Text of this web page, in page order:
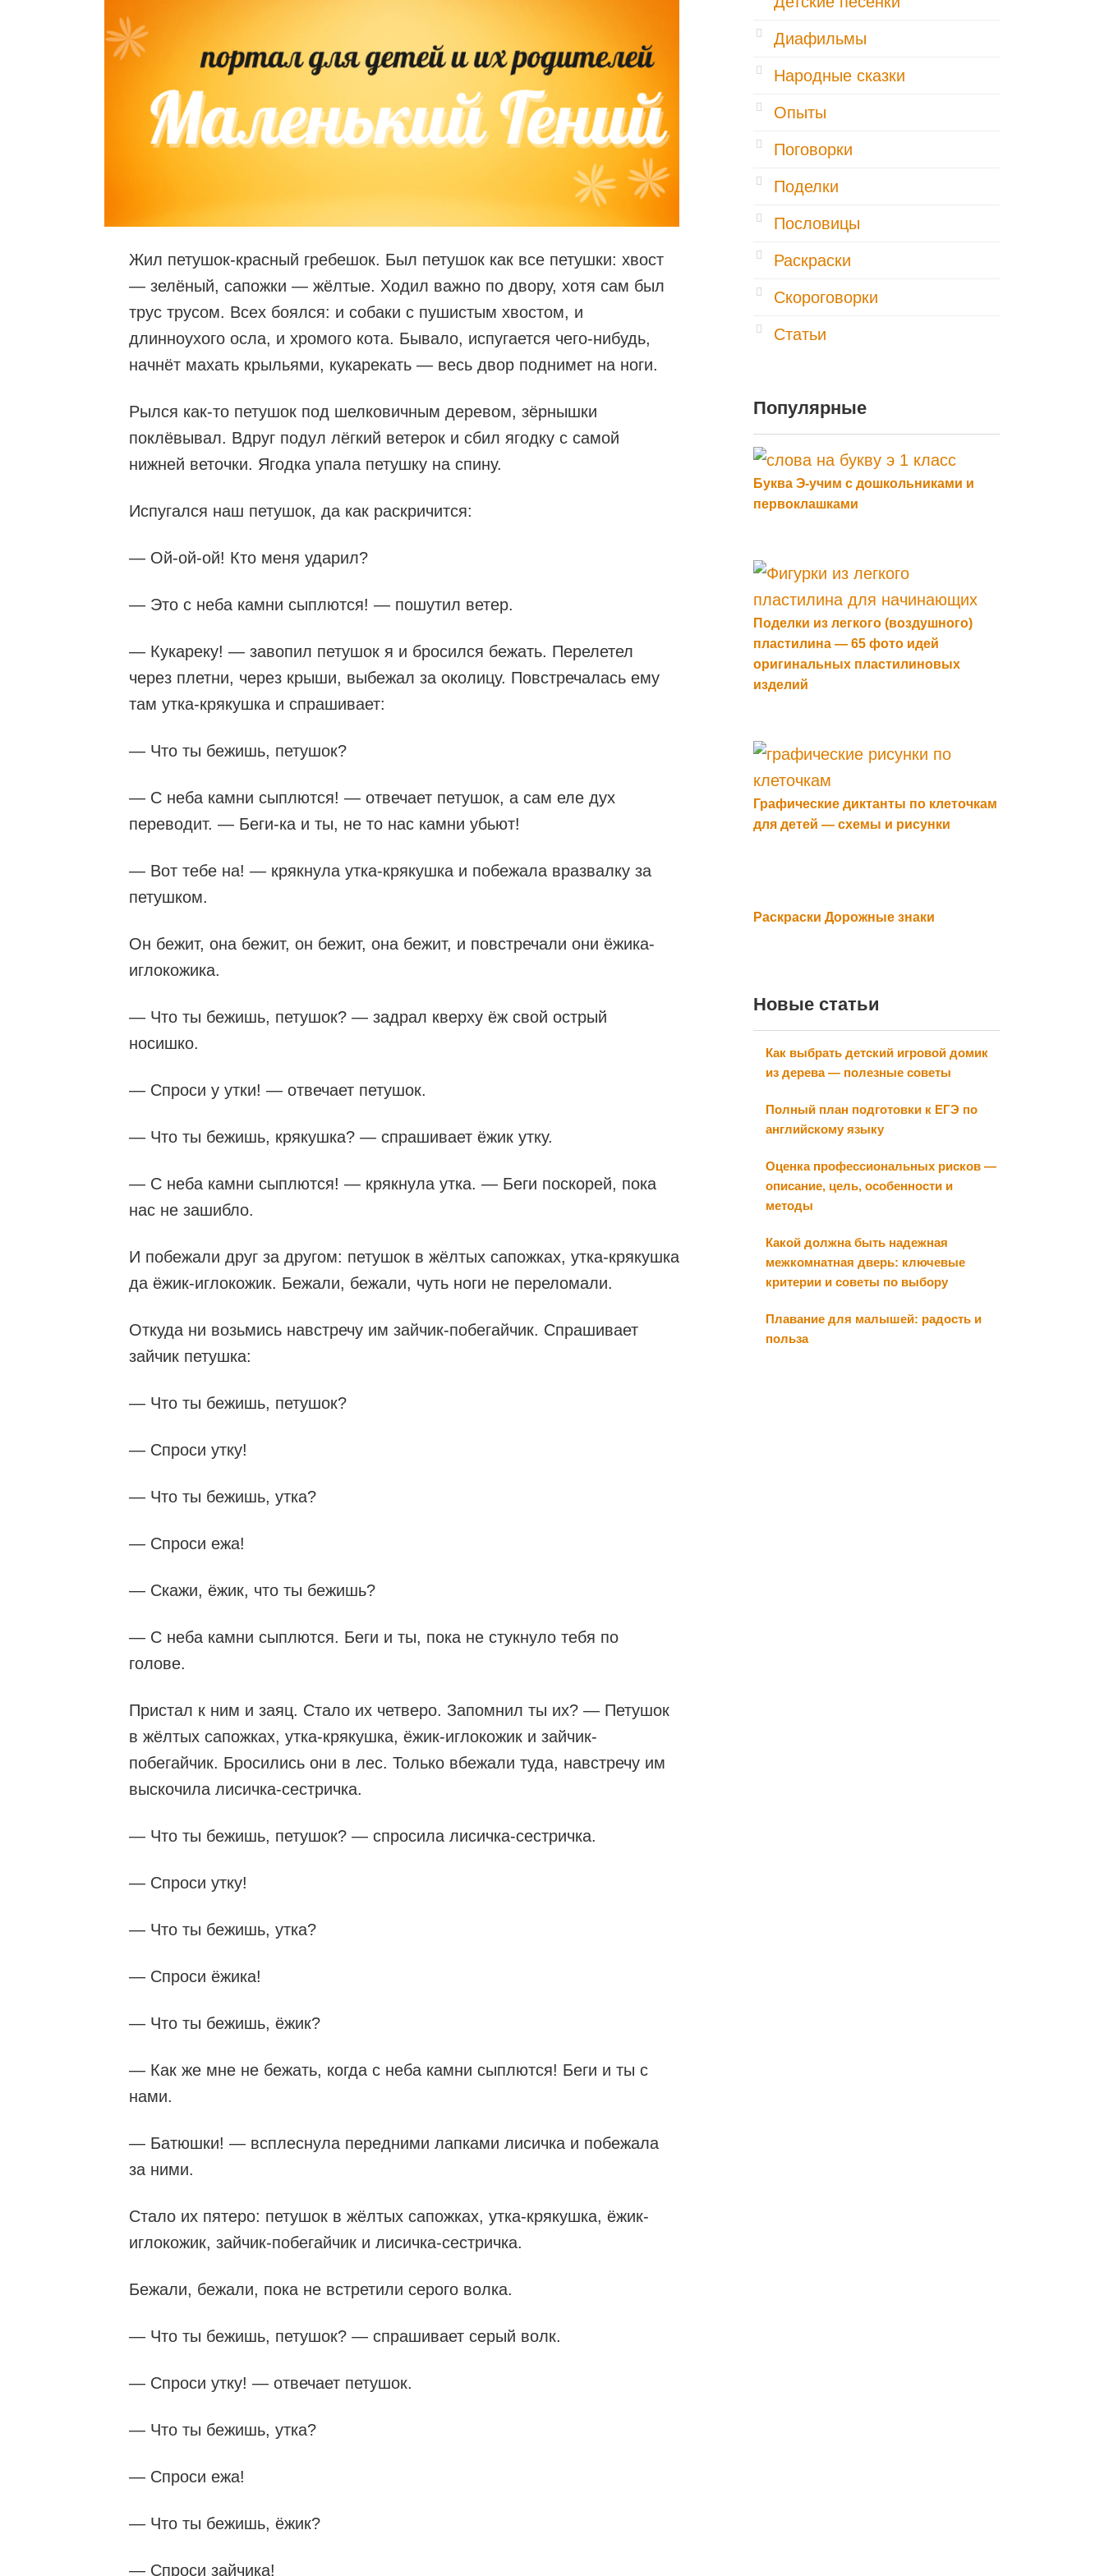
Жил петушок-красный гребешок. Был петушок как все петушки: хвост
— зелёный, сапожки — жёлтые. Ходил важно по двору, хотя сам был
трус трусом. Всех боялся: и собаки с пушистым хвостом, и
длинноухого осла, и хромого кота. Бывало, испугается чего-нибудь,
начнёт махать крыльями, кукарекать — весь двор поднимет на ноги.
Рылся как-то петушок под шелковичным деревом, зёрнышки
поклёвывал. Вдруг подул лёгкий ветерок и сбил ягодку с самой
нижней веточки. Ягодка упала петушку на спину.
Испугался наш петушок, да как раскричится:
— Ой-ой-ой! Кто меня ударил?
— Это с неба камни сыплются! — пошутил ветер.
— Кукареку! — завопил петушок я и бросился бежать. Перелетел
через плетни, через крыши, выбежал за околицу. Повстречалась ему
там утка-крякушка и спрашивает:
— Что ты бежишь, петушок?
— С неба камни сыплются! — отвечает петушок, а сам еле дух
переводит. — Беги-ка и ты, не то нас камни убьют!
— Вот тебе на! — крякнула утка-крякушка и побежала вразвалку за
петушком.
Он бежит, она бежит, он бежит, она бежит, и повстречали они ёжика-
иглокожика.
— Что ты бежишь, петушок? — задрал кверху ёж свой острый
носишко.
— Спроси у утки! — отвечает петушок.
— Что ты бежишь, крякушка? — спрашивает ёжик утку.
— С неба камни сыплются! — крякнула утка. — Беги поскорей, пока
нас не зашибло.
И побежали друг за другом: петушок в жёлтых сапожках, утка-крякушка
да ёжик-иглокожик. Бежали, бежали, чуть ноги не переломали.
Откуда ни возьмись навстречу им зайчик-побегайчик. Спрашивает
зайчик петушка:
— Что ты бежишь, петушок?
— Спроси утку!
— Что ты бежишь, утка?
— Спроси ежа!
— Скажи, ёжик, что ты бежишь?
— С неба камни сыплются. Беги и ты, пока не стукнуло тебя по
голове.
Пристал к ним и заяц. Стало их четверо. Запомнил ты их? — Петушок
в жёлтых сапожках, утка-крякушка, ёжик-иглокожик и зайчик-
побегайчик. Бросились они в лес. Только вбежали туда, навстречу им
выскочила лисичка-сестричка.
— Что ты бежишь, петушок? — спросила лисичка-сестричка.
— Спроси утку!
— Что ты бежишь, утка?
— Спроси ёжика!
— Что ты бежишь, ёжик?
— Как же мне не бежать, когда с неба камни сыплются! Беги и ты с
нами.
— Батюшки! — всплеснула передними лапками лисичка и побежала
за ними.
Стало их пятеро: петушок в жёлтых сапожках, утка-крякушка, ёжик-
иглокожик, зайчик-побегайчик и лисичка-сестричка.
Бежали, бежали, пока не встретили серого волка.
— Что ты бежишь, петушок? — спрашивает серый волк.
— Спроси утку! — отвечает петушок.
— Что ты бежишь, утка?
— Спроси ежа!
— Что ты бежишь, ёжик?
— Спроси зайчика!
Диафильмы
Народные сказки
Опыты
Поговорки
Поделки
Пословицы
Раскраски
Скороговорки
Статьи
Популярные
Буква Э-учим с дошкольниками и
первоклашками
Поделки из легкого (воздушного)
пластилина — 65 фото идей
оригинальных пластилиновых
изделий
Графические диктанты по клеточкам
для детей — схемы и рисунки
Раскраски Дорожные знаки
Новые статьи
Как выбрать детский игровой домик
из дерева — полезные советы
Полный план подготовки к ЕГЭ по
английскому языку
Оценка профессиональных рисков —
описание, цель, особенности и
методы
Какой должна быть надежная
межкомнатная дверь: ключевые
критерии и советы по выбору
Плавание для малышей: радость и
польза